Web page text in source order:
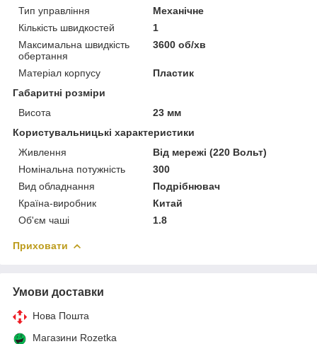
Тип управління
Механічне
Кількість швидкостей
1
Максимальна швидкість
обертання
3600 об/хв
Матеріал корпусу
Пластик
Габаритні розміри
Висота
23 мм
Користувальницькі характеристики
Живлення
Від мережі (220 Вольт)
Номінальна потужність
300
Вид обладнання
Подрібнювач
Країна-виробник
Китай
Об'єм чаші
1.8
Приховати
Умови доставки
Нова Пошта
Магазини Rozetka